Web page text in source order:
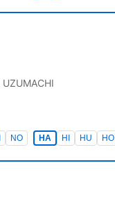
UZUMACHI
NO HA HI HU HO